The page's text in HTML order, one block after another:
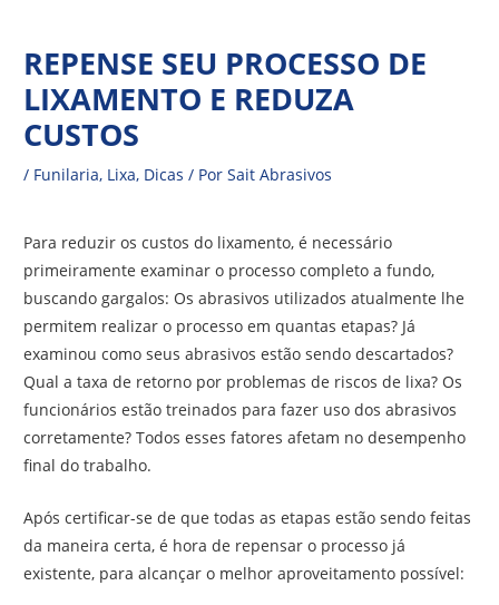
conteúdo
REPENSE SEU PROCESSO DE
LIXAMENTO E REDUZA
CUSTOS
/ Funilaria, Lixa, Dicas / PorSait Abrasivos
Para reduzir os custos do lixamento, é necessário
primeiramente examinar o processo completo a fundo,
buscando gargalos: Os abrasivos utilizados atualmente lhe
permitem realizar o processo em quantas etapas? Já
examinou como seus abrasivos estão sendo descartados?
Qual a taxa de retorno por problemas de riscos de lixa? Os
funcionários estão treinados para fazer uso dos abrasivos
corretamente? Todos esses fatores afetam no desempenho
final do trabalho.
Após certificar-se de que todas as etapas estão sendo feitas
da maneira certa, é hora de repensar o processo já
existente, para alcançar o melhor aproveitamento possível:
de
Post